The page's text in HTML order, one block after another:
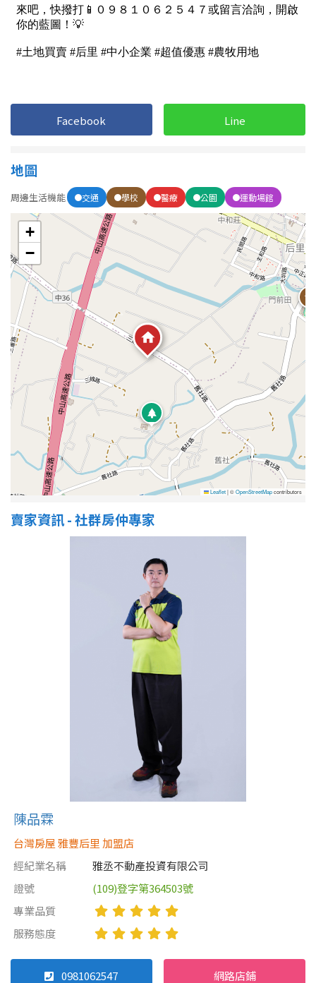
花蓮縣
格局
不拘
2房 3房
4房 5房以上
屋齡
不拘
5 年以下
5-10 年 10-20 年
20-30 年 30-40 年
40 年以上
Facebook Line
地圖
周邊生活機能 交通 學校 醫療 公園 運動場館
+
−
Leaflet|©OpenStreetMapcontributors
賣家資訊 - 社群房仲專家
陳品霖
台灣房屋 雅豐后里 加盟店
經紀業名稱
雅丞不動產投資有限公司
證號
(109)登字第364503號
專業品質
服務態度
0981062547 網路店鋪